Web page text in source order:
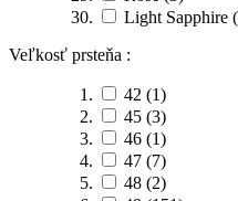
Light Sapphire
Veľkosť prsteňa :
42 (1)
45 (3)
46 (1)
47 (7)
48 (2)